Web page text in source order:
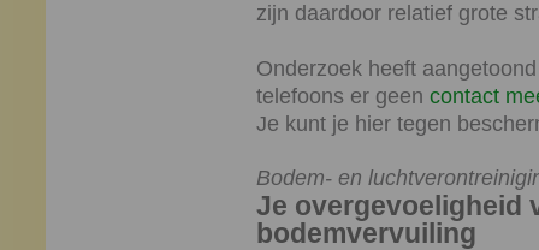
zijn daardoor relatief grote
Onderzoek heeft
telefoons er geen contact
Je kunt je hier tegen
Bodem- en
Je overgevoeligheid
bodemvervuiling